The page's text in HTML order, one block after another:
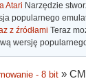
Atari Narzędzie
popularnego
z źródłami Teraz
wersję
- 8 bit »